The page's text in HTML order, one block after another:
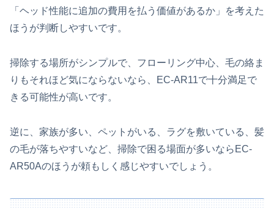
「ヘッド性能に追加の費用を払う価値があるか」を考えた
ほうが判断しやすいです。
掃除する場所がシンプルで、フローリング中心、毛の絡ま
りもそれほど気にならないなら、EC-AR11で十分満足で
きる可能性が高いです。
逆に、家族が多い、ペットがいる、ラグを敷いている、髪
の毛が落ちやすいなど、掃除で困る場面が多いならEC-
AR50Aのほうが頼もしく感じやすいでしょう。